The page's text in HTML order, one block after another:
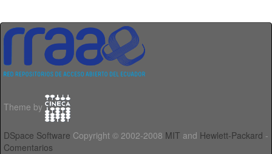
Theme by
DSpace Software Copyright © 2002-2008 MIT and Hewlett-Packard -
Comentarios